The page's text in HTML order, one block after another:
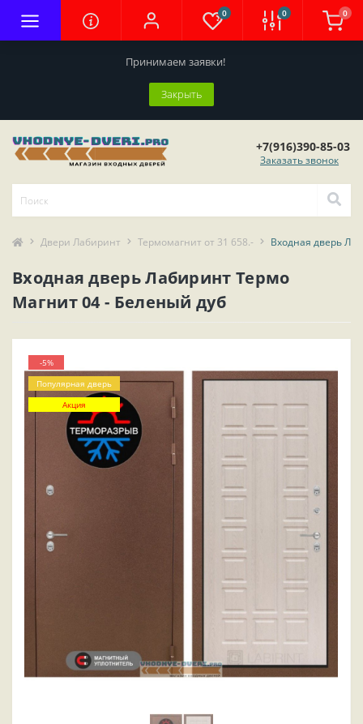
Принимаем заявки!
Закрыть
0 0 0
+7(916)390-85-03
Заказать звонок
Двери Лабиринт Термомагнит от 31 658.- Входная дверь
Входная дверь Лабиринт Термо
Магнит 04 - Беленый дуб
-5%
Популярная дверь
Акция